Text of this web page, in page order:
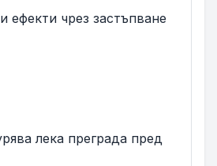
ефекти чрез застъпване
лека преграда пред